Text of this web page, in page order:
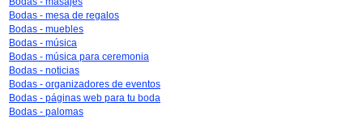
Bodas - mesa de regalos
Bodas - muebles
Bodas - música
Bodas - música para ceremonia
Bodas - noticias
Bodas - organizadores de eventos
Bodas - páginas web para tu boda
Bodas - palomas